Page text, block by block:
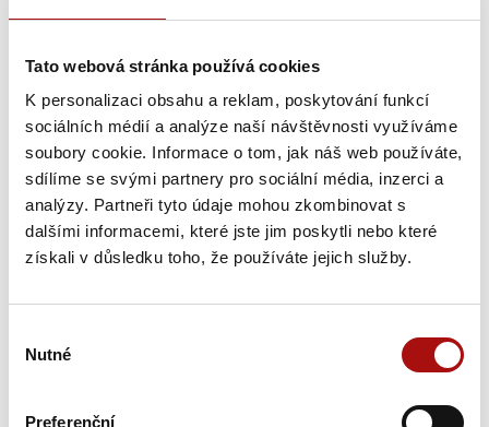
Tato webová stránka používá cookies
K personalizaci obsahu a reklam, poskytování funkcí
sociálních médií a analýze naší návštěvnosti využíváme
soubory cookie. Informace o tom, jak náš web používáte,
sdílíme se svými partnery pro sociální média, inzerci a
analýzy. Partneři tyto údaje mohou zkombinovat s
dalšími informacemi, které jste jim poskytli nebo které
získali v důsledku toho, že používáte jejich služby.
souhlasu
Nutné
Preferenční
Výrobce/autor: Vinařství Pavel & Radim Stávkovi
suchéčervené, objem:0,75 l,
Vinařská podoblast:Velkopavlovická,
Vinařská obec:Němčičky,
Viniční trať: Růžený
Harmonická, vícevrstevná chuť s dominancí višnového